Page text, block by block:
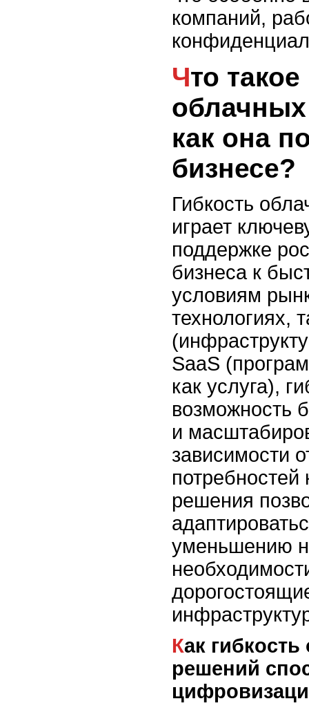
компаний,
Что такое гибкость
как она
бизнесе?
Гибкость
играет
поддержке
бизнеса к
условиям
технологиях,
SaaS
как услуга),
возможность
и
зависимости
решения
уменьшению
Как гибкость облачных
решений